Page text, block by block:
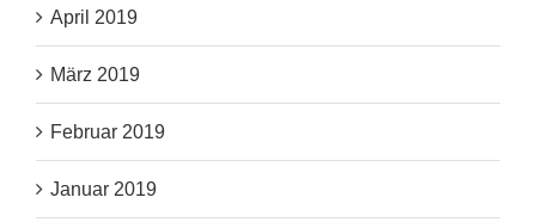
April 2019
März 2019
Februar 2019
Januar 2019